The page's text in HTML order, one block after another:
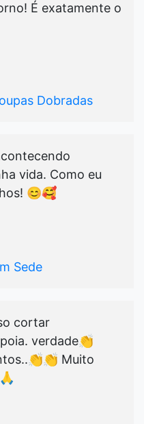
É exatamente o
Dobradas
vida. Como eu
😊🥰
Sede
cortar
verdade👏
Muito